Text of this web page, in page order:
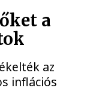
a
az
inflációs